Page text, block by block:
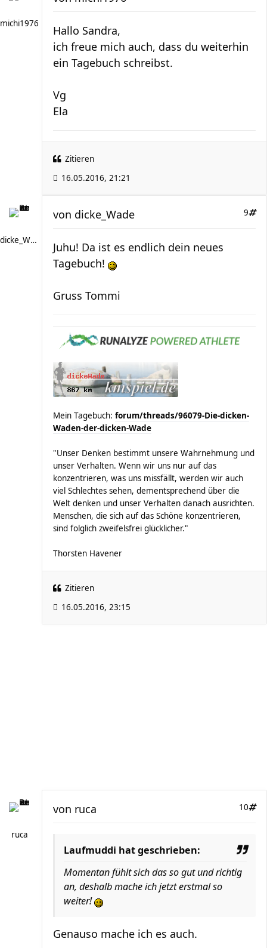
michi1976
Hallo Sandra,
ich freue mich auch, dass du weiterhin
ein Tagebuch schreibst.
Vg
Ela
Zitieren
16.05.2016, 21:21
dicke_Wade
9
von dicke_Wade
Juhu! Da ist es endlich dein neues
Tagebuch!
Gruss Tommi
Mein Tagebuch: forum/threads/96079-Die-dicken-
Waden-der-dicken-Wade
"Unser Denken bestimmt unsere Wahrnehmung und
unser Verhalten. Wenn wir uns nur auf das
konzentrieren, was uns missfällt, werden wir auch
viel Schlechtes sehen, dementsprechend über die
Welt denken und unser Verhalten danach ausrichten.
Menschen, die sich auf das Schöne konzentrieren,
sind folglich zweifelsfrei glücklicher."
Thorsten Havener
Zitieren
16.05.2016, 23:15
ruca
10
von ruca
Laufmuddi hat geschrieben:
Momentan fühlt sich das so gut und richtig
an, deshalb mache ich jetzt erstmal so
weiter!
Genauso mache ich es auch.